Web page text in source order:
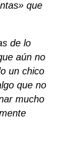
que
de lo
aún no
un chico
que no
mucho